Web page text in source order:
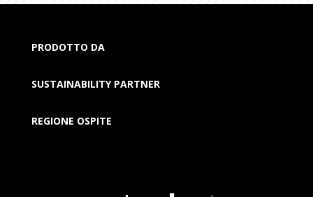
PRODOTTO DA
SUSTAINABILITY PARTNER
REGIONE OSPITE